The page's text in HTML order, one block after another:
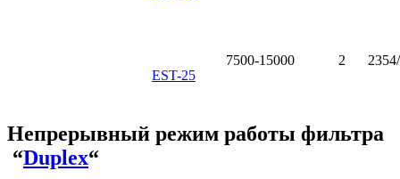
EST-25
7500-15000 2
Непрерывный режим работы фильтра
“Duplex“